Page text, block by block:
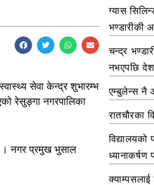
सेवा केन्द्र शुभारम्भ
रेसुङ्गा नगरपालिका
। नगर प्रमुख भुसाल
ग्यास
भण्डारीकी
चन्द्र
नभएपछि देश
एम्बुलेन्स नै
रातचौरका
ध्यानाकर्षण